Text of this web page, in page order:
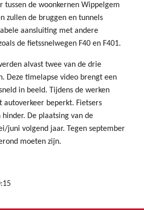
tussen de woonkernen Wippelgem
zullen de bruggen en tunnels
aansluiting met andere
de fietssnelwegen F40 en F401.
alvast twee van de drie
Deze timelapse video brengt een
in beeld. Tijdens de werken
autoverkeer beperkt. Fietsers
De plaatsing van de
juni volgend jaar. Tegen september
moeten zijn.